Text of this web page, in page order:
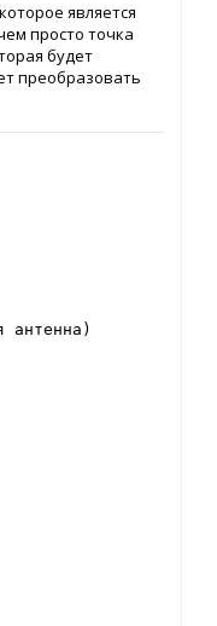
является
просто точка
будет
преобразовать
антенна)